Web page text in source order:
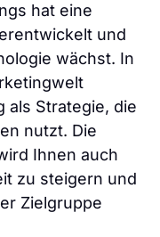
hat eine
und
wächst. In
als Strategie, die
nutzt. Die
Ihnen auch
zu steigern und
Zielgruppe